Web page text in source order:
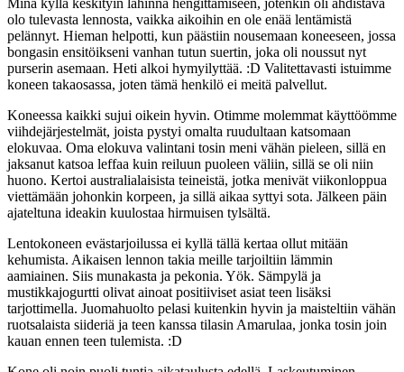
Minä kyllä keskityin lähinnä hengittämiseen, jotenkin oli ahdistava
olo tulevasta lennosta, vaikka aikoihin en ole enää lentämistä
pelännyt. Hieman helpotti, kun päästiin nousemaan koneeseen, jossa
bongasin ensitöikseni vanhan tutun suertin, joka oli noussut nyt
purserin asemaan. Heti alkoi hymyilyttää. :D Valitettavasti istuimme
koneen takaosassa, joten tämä henkilö ei meitä palvellut.
Koneessa kaikki sujui oikein hyvin. Otimme molemmat käyttöömme
viihdejärjestelmät, joista pystyi omalta ruudultaan katsomaan
elokuvaa. Oma elokuva valintani tosin meni vähän pieleen, sillä en
jaksanut katsoa leffaa kuin reiluun puoleen väliin, sillä se oli niin
huono. Kertoi australialaisista teineistä, jotka menivät viikonloppua
viettämään johonkin korpeen, ja sillä aikaa syttyi sota. Jälkeen päin
ajateltuna ideakin kuulostaa hirmuisen tylsältä.
Lentokoneen evästarjoilussa ei kyllä tällä kertaa ollut mitään
kehumista. Aikaisen lennon takia meille tarjoiltiin lämmin
aamiainen. Siis munakasta ja pekonia. Yök. Sämpylä ja
mustikkajogurtti olivat ainoat positiiviset asiat teen lisäksi
tarjottimella. Juomahuolto pelasi kuitenkin hyvin ja maisteltiin vähän
ruotsalaista siideriä ja teen kanssa tilasin Amarulaa, jonka tosin join
kauan ennen teen tulemista. :D